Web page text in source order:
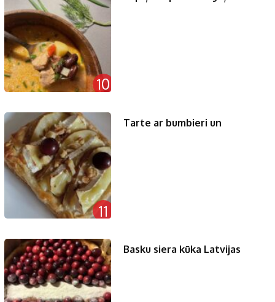
10
11
Tarte ar bumbieri un
Basku siera kūka Latvijas